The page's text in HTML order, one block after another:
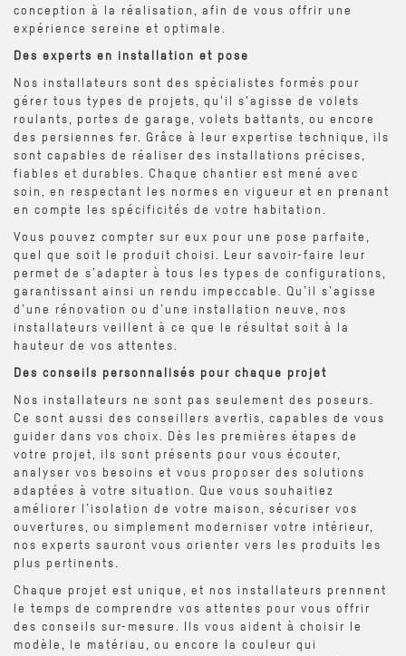
conception à la réalisation, afin de vous offrir une
expérience sereine et optimale.
Des experts en installation et pose
Nos installateurs sont des spécialistes formés pour
gérer tous types de projets, qu'il s'agisse de volets
roulants, portes de garage, volets battants, ou encore
des persiennes fer. Grâce à leur expertise technique, ils
sont capables de réaliser des installations précises,
fiables et durables. Chaque chantier est mené avec
soin, en respectant les normes en vigueur et en prenant
en compte les spécificités de votre habitation.
Vous pouvez compter sur eux pour une pose parfaite,
quel que soit le produit choisi. Leur savoir-faire leur
permet de s’adapter à tous les types de configurations,
garantissant ainsi un rendu impeccable. Qu’il s’agisse
d’une rénovation ou d’une installation neuve, nos
installateurs veillent à ce que le résultat soit à la
hauteur de vos attentes.
Des conseils personnalisés pour chaque projet
Nos installateurs ne sont pas seulement des poseurs.
Ce sont aussi des conseillers avertis, capables de vous
guider dans vos choix. Dès les premières étapes de
votre projet, ils sont présents pour vous écouter,
analyser vos besoins et vous proposer des solutions
adaptées à votre situation. Que vous souhaitiez
améliorer l’isolation de votre maison, sécuriser vos
ouvertures, ou simplement moderniser votre intérieur,
nos experts sauront vous orienter vers les produits les
plus pertinents.
Chaque projet est unique, et nos installateurs prennent
le temps de comprendre vos attentes pour vous offrir
des conseils sur-mesure. Ils vous aident à choisir le
modèle, le matériau, ou encore la couleur qui